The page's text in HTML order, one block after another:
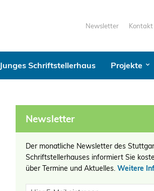
Newsletter Kontakt
Junges Schriftstellerhaus Projekte
Newsletter
Der monatliche Newsletter des
Schriftstellerhauses informiert Sie
über Termine und Aktuelles. Weitere